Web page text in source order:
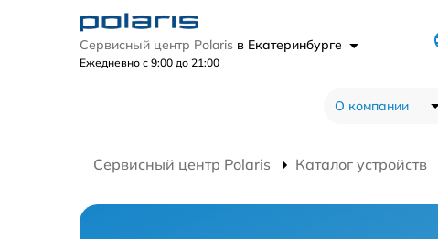
Сервисный центр Polaris в Екатеринбурге
Ежедневно с 9:00 до 21:00
О компании
Сервисный центр Polaris Каталог устройств